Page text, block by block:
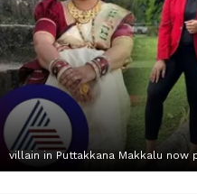
villain in Puttakkana Makkalu